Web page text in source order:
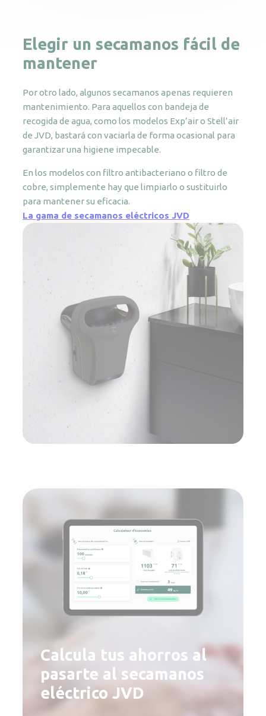
Elegir un secamanos fácil de
mantener
Por otro lado, algunos secamanos apenas requieren
mantenimiento. Para aquellos con bandeja de
recogida de agua, como los modelos Exp’air o Stell’air
de JVD, bastará con vaciarla de forma ocasional para
garantizar una higiene impecable.
En los modelos con filtro antibacteriano o filtro de
cobre, simplemente hay que limpiarlo o sustituirlo
para mantener su eficacia.
La gama de secamanos eléctricos JVD
Calcula tus ahorros al
pasarte al secamanos
eléctrico JVD